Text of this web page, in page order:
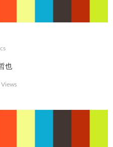
也